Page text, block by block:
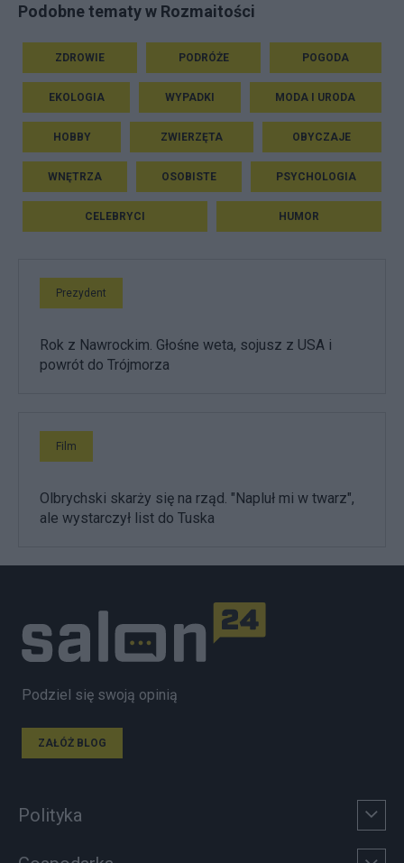
Podobne tematy w Rozmaitości
ZDROWIE PODRÓŻE POGODA
EKOLOGIA WYPADKI MODA I URODA
HOBBY ZWIERZĘTA OBYCZAJE
WNĘTRZA OSOBISTE PSYCHOLOGIA
CELEBRYCI HUMOR
Prezydent
Rok z Nawrockim. Głośne weta, sojusz z USA i
powrót do Trójmorza
Film
Olbrychski skarży się na rząd. "Napluł mi w twarz",
ale wystarczył list do Tuska
Podziel się swoją opinią
ZAŁÓŻ BLOG
Polityka